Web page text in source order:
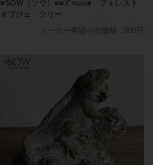
■SOW（ソウ）■■X'mas■ フォレスト
オブジェ ツリー
メーカー希望小売価格
300円